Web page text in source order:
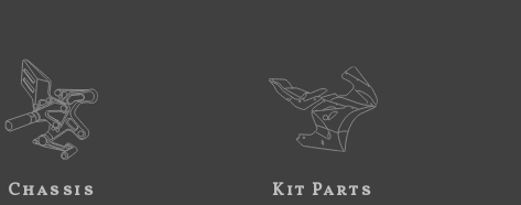
Chassis Kit Parts